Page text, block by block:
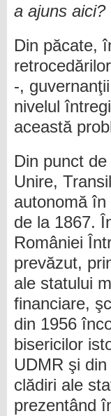
a ajuns aici?
Din păcate,
-,
nivelul
această
Din punct
Unire,
autonomă în
de la 1867.
României
prevăzut,
ale statului
financiare,
din 1956
bisericilor
UDMR şi
clădiri ale
prezentând